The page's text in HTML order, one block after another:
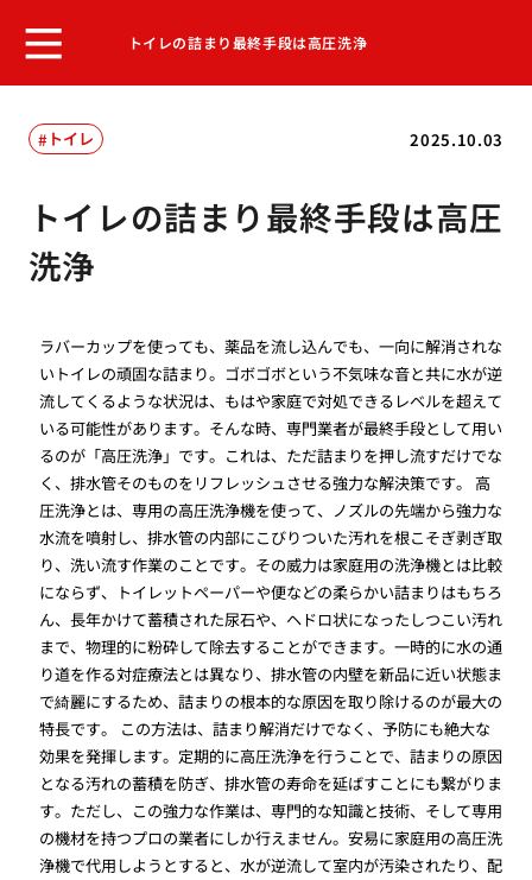
トイレの詰まり最終手段は高圧洗浄
2025.10.03
トイレ
トイレの詰まり最終手段は高圧
洗浄
ラバーカップを使っても、薬品を流し込んでも、一向に解消されな
いトイレの頑固な詰まり。ゴボゴボという不気味な音と共に水が逆
流してくるような状況は、もはや家庭で対処できるレベルを超えて
いる可能性があります。そんな時、専門業者が最終手段として用い
るのが「高圧洗浄」です。これは、ただ詰まりを押し流すだけでな
く、排水管そのものをリフレッシュさせる強力な解決策です。 高
圧洗浄とは、専用の高圧洗浄機を使って、ノズルの先端から強力な
水流を噴射し、排水管の内部にこびりついた汚れを根こそぎ剥ぎ取
り、洗い流す作業のことです。その威力は家庭用の洗浄機とは比較
にならず、トイレットペーパーや便などの柔らかい詰まりはもちろ
ん、長年かけて蓄積された尿石や、ヘドロ状になったしつこい汚れ
まで、物理的に粉砕して除去することができます。一時的に水の通
り道を作る対症療法とは異なり、排水管の内壁を新品に近い状態ま
で綺麗にするため、詰まりの根本的な原因を取り除けるのが最大の
特長です。 この方法は、詰まり解消だけでなく、予防にも絶大な
効果を発揮します。定期的に高圧洗浄を行うことで、詰まりの原因
となる汚れの蓄積を防ぎ、排水管の寿命を延ばすことにも繋がりま
す。ただし、この強力な作業は、専門的な知識と技術、そして専用
の機材を持つプロの業者にしか行えません。安易に家庭用の高圧洗
浄機で代用しようとすると、水が逆流して室内が汚染されたり、配